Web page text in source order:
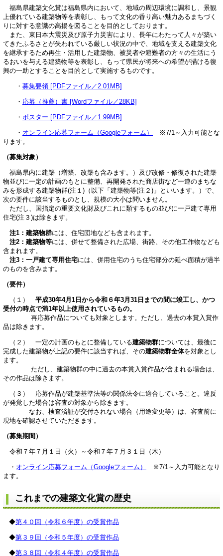
福島県建築文化賞は福島県内において、地域の周辺環境に調和し、景観
上優れている建築物等を表彰し、もって文化の香り高い魅力あるまちづく
りに対する意識の高揚を図ることを目的としております。
また、東日本大震災及び原子力災害により、長年にわたって人々が築い
てきたふるさとが失われている厳しい状況の中で、地域を支える建築文化
を継承するため再生・活用した建築物、被災者や避難者の方々の生活にう
るおいを与える建築物等を表彰し、もって県民が将来への希望が描ける復
興の一助とすることを目的として実施するものです。
・ 募集要領 [PDFファイル／2.01MB]
・ 応募（推薦）書 [Wordファイル／28KB]
・ ポスター [PDFファイル／1.99MB]
・ オンライン応募フォーム（Googleフォーム）
※7/1～入力可能とな
ります。
（募集対象）
福島県内に建築（増築、改築も含みます。）及び改修・修復された建築
物並びに一定の計画のもとに整備、再開発された商店街など一連のまちな
みを形成する建築物群(注１)（以下「建築物等(注２)」といいます。）で、
次の要件に該当するものとし、規模の大小は問いません。
ただし、国指定の重要文化財及びこれに類するもの並びに一戸建て専用
住宅(注３)は除きます。
注1 ：建築物群には、住宅団地なども含まれます。
注2 ：建築物等には、併せて整備された広場、街路、その他工作物なども
含まれます。
注3 ：一戸建て専用住宅には、併用住宅のうち住宅部分の延べ面積が過半
のものを含みます。
（要件）
（１） 平成30年4月1日から令和６年3月31日までの間に竣工し、かつ
受付の時点で満1年以上使用されているもの。
再応募作品についても対象とします。ただし、過去の本賞入賞作
品は除きます。
（２） 一定の計画のもとに整備している建築物群については、最後に
完成した建築物が上記の要件に該当すれば、その建築物群全体を対象とし
ます。
ただし、建築物群の中に過去の本賞入賞作品が含まれる場合は、
その作品は除きます。
（３） 応募作品が建築基準法等の関係法令に適合していること。違反
が発覚した場合は審査の対象から除きます。
なお、検査済証が交付されない場合（用途変更等）は、審査前に
現地を確認させていただきます。
（募集期間）
令和７年７月１日（火）～令和７年７月３１日（木）
・ オンライン応募フォーム（Googleフォーム）
※7/1～入力可能となり
ます。
これまでの建築文化賞の歴史
◆第４０回（令和６年度）の受賞作品
◆第３９回（令和５年度）の受賞作品
◆第３８回（令和４年度）の受賞作品